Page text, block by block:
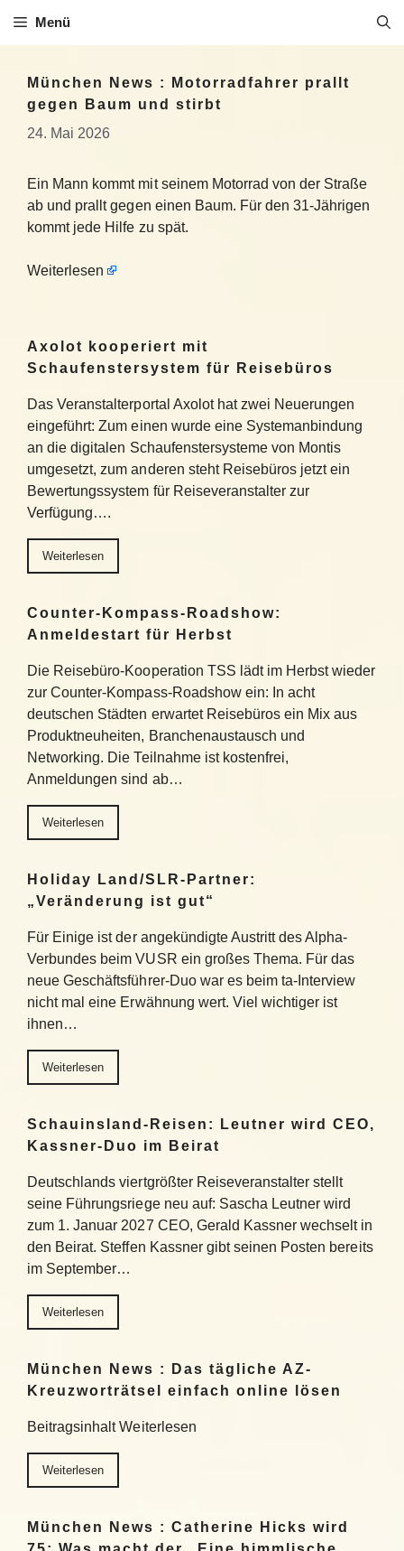
Inhalt
Menü
München News : Motorradfahrer prallt
gegen Baum und stirbt
24. Mai 2026
Ein Mann kommt mit seinem Motorrad von der Straße
ab und prallt gegen einen Baum. Für den 31-Jährigen
kommt jede Hilfe zu spät.
Weiterlesen
Axolot kooperiert mit
Schaufenstersystem für Reisebüros
Das Veranstalterportal Axolot hat zwei Neuerungen
eingeführt: Zum einen wurde eine Systemanbindung
an die digitalen Schaufenstersysteme von Montis
umgesetzt, zum anderen steht Reisebüros jetzt ein
Bewertungssystem für Reiseveranstalter zur
Verfügung….
Weiterlesen
Counter-Kompass-Roadshow:
Anmeldestart für Herbst
Die Reisebüro-Kooperation TSS lädt im Herbst wieder
zur Counter-Kompass-Roadshow ein: In acht
deutschen Städten erwartet Reisebüros ein Mix aus
Produktneuheiten, Branchenaustausch und
Networking. Die Teilnahme ist kostenfrei,
Anmeldungen sind ab…
Weiterlesen
Holiday Land/SLR-Partner:
„Veränderung ist gut“
Für Einige ist der angekündigte Austritt des Alpha-
Verbundes beim VUSR ein großes Thema. Für das
neue Geschäftsführer-Duo war es beim ta-Interview
nicht mal eine Erwähnung wert. Viel wichtiger ist
ihnen…
Weiterlesen
Schauinsland-Reisen: Leutner wird CEO,
Kassner-Duo im Beirat
Deutschlands viertgrößter Reiseveranstalter stellt
seine Führungsriege neu auf: Sascha Leutner wird
zum 1. Januar 2027 CEO, Gerald Kassner wechselt in
den Beirat. Steffen Kassner gibt seinen Posten bereits
im September…
Weiterlesen
München News : Das tägliche AZ-
Kreuzworträtsel einfach online lösen
Beitragsinhalt Weiterlesen
Weiterlesen
München News : Catherine Hicks wird